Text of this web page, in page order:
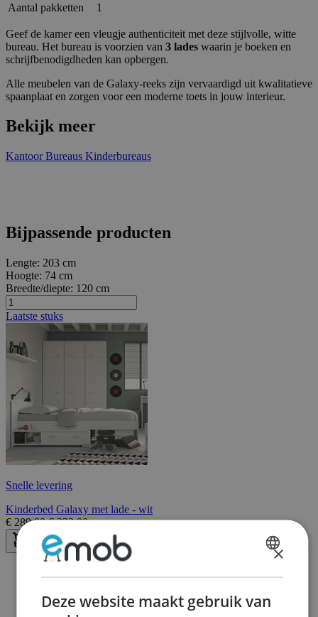
Aantal pakketten
1
Geef de kamer een vleugje authenticiteit met deze stijlvolle, witte
bureau. Het bureau is voorzien van 3 lades waarin je boeken en
schrijfbenodigdheden kan opbergen.
Alle meubelen van de Galaxy-reeks zijn vervaardigd uit kwalitatieve
spaanplaat en zorgen voor een moderne toets in jouw interieur.
Bekijk meer
KantoorBureaus Kinderbureaus
Bijpassende producten
Lengte: 203 cm
Hoogte: 74 cm
Breedte/diepte: 120 cm
Laatste stuks
Snelle levering
Kinderbed Galaxy met lade - wit
€ 289,00 €333,00
×
Deze website maakt gebruik van